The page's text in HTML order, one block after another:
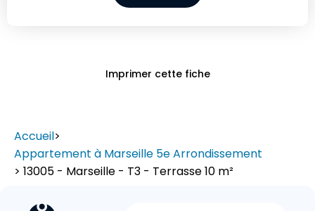
Imprimer cette fiche
Accueil>
Appartement à Marseille 5e Arrondissement
> 13005 - Marseille - T3 - Terrasse 10 m²